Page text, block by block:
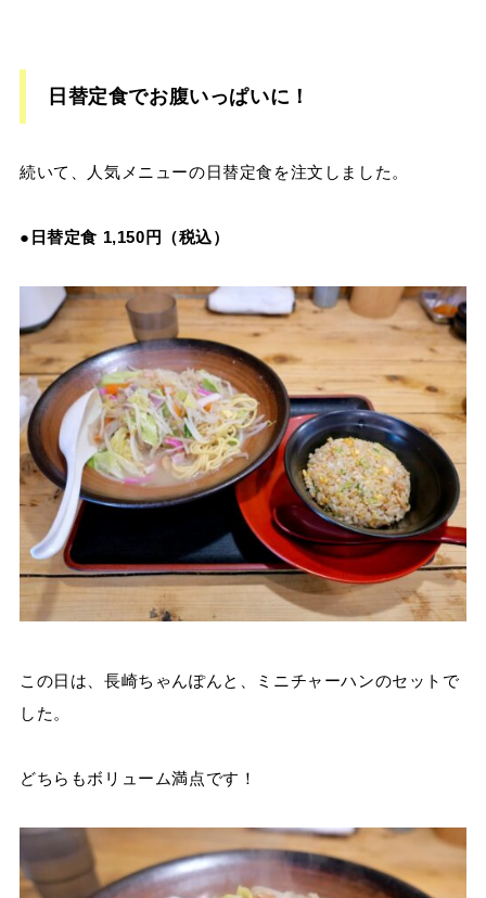
日替定食でお腹いっぱいに！
続いて、人気メニューの日替定食を注文しました。
●日替定食 1,150円（税込）
この日は、長崎ちゃんぽんと、ミニチャーハンのセットで
した。
どちらもボリューム満点です！